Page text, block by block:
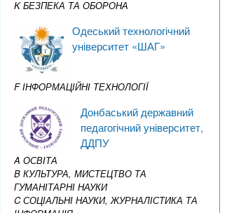
K БЕЗПЕКА ТА ОБОРОНА
Одеський технологічний
університет «ШАГ»
F ІНФОРМАЦІЙНІ ТЕХНОЛОГІЇ
Донбаський державний
педагогічний університет,
ДДПУ
A ОСВІТА
B КУЛЬТУРА, МИСТЕЦТВО ТА
ГУМАНІТАРНІ НАУКИ
C СОЦІАЛЬНІ НАУКИ, ЖУРНАЛІСТИКА ТА